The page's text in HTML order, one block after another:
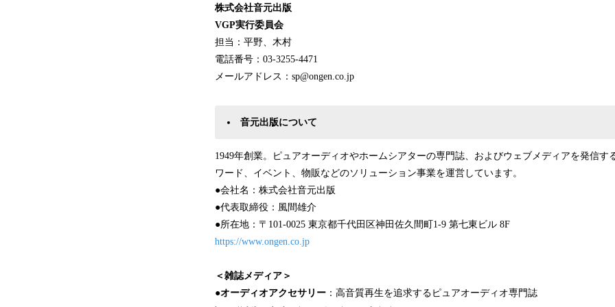
株式会社音元出版
VGP実行委員会
担当：平野、木村
電話番号：03-3255-4471
メールアドレス：sp@ongen.co.jp​
音元出版について
1949年創業。ピュアオーディオやホームシアターの専門誌、およびウェブメディアを発信す
ワード、イベント、物販などのソリューション事業を運営しています。
●会社名：株式会社音元出版
●代表取締役：風間雄介
●所在地：〒101-0025 東京都千代田区神田佐久間町1-9 第七東ビル 8F
https://www.ongen.co.jp
＜雑誌メディア＞
●オーディオアクセサリー ：高音質再生を追求するピュアオーディオ専門誌